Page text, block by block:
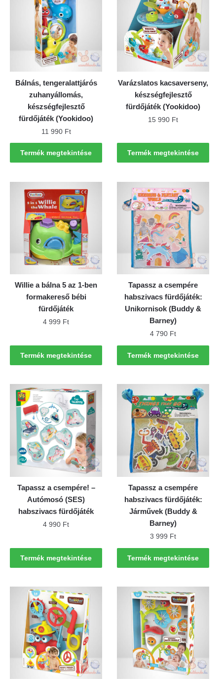
Bálnás, tengeralattjárós
zuhanyállomás,
készségfejlesztő
fürdőjáték (Yookidoo)
11 990 Ft
Termék megtekintése
Varázslatos kacsaverseny,
készségfejlesztő
fürdőjáték (Yookidoo)
15 990 Ft
Termék megtekintése
Willie a bálna 5 az 1-ben
formakereső bébi
fürdőjáték
4 999 Ft
Termék megtekintése
Tapassz a csempére
habszivacs fürdőjáték:
Unikornisok (Buddy &
Barney)
4 790 Ft
Termék megtekintése
Tapassz a csempére! –
Autómosó (SES)
habszivacs fürdőjáték
4 990 Ft
Termék megtekintése
Tapassz a csempére
habszivacs fürdőjáték:
Járművek (Buddy &
Barney)
3 999 Ft
Termék megtekintése